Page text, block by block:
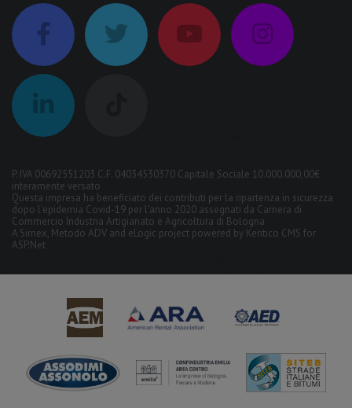
P. IVA 00692551203 C.F. 04034530370 Capitale Sociale 10.000.000,00€
interamente versato
Questa impresa ha beneficiato dei contributi per la ripartenza in sicurezza
dopo l'epidemia Covid-19 per l'anno 2020 assegnati da Camera di
Commercio Industria Artigianato e Agricoltura di Bologna
A Simex, Metodo ADV and eLogic project powered by Kentico CMS for
ASP.Net